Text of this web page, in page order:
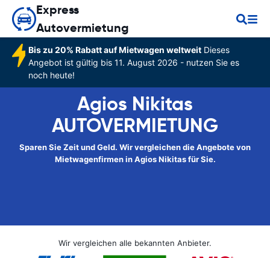
Express
Autovermietung
Bis zu 20% Rabatt auf Mietwagen weltweitDieses
Angebot ist gültig bis 11. August 2026 - nutzen Sie es
noch heute!
Agios Nikitas
AUTOVERMIETUNG
Sparen Sie Zeit und Geld. Wir vergleichen die Angebote von
Mietwagenfirmen in Agios Nikitas für Sie.
Wir vergleichen alle bekannten Anbieter.